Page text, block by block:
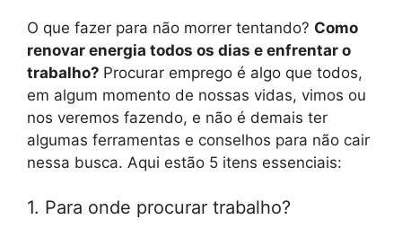
O que fazer para não morrer tentando? Como
renovar energia todos os dias e enfrentar o
trabalho? Procurar emprego é algo que todos,
em algum momento de nossas vidas, vimos ou
nos veremos fazendo, e não é demais ter
algumas ferramentas e conselhos para não cair
nessa busca. Aqui estão 5 itens essenciais:
1. Para onde procurar trabalho?